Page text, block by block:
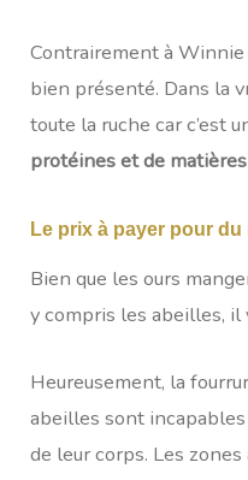
Contrairement à Winnie
bien présenté. Dans la
toute la ruche car c’est
protéines et de
Le prix à payer pour du
Bien que les ours
y compris les abeilles, il
Heureusement, la
abeilles sont
de leur corps. Les